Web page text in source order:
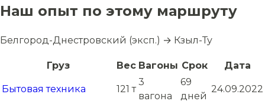
Наш опыт по этому маршруту
Белгород-Днестровский (эксп.) → Кзыл-Ту
Груз Вес Вагоны Срок Дата
Бытовая техника 121 т
3
вагона
69
дней
24.09.2022